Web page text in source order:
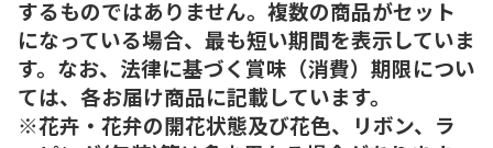
するものではありません。複数の商品がセット
になっている場合、最も短い期間を表示していま
す。なお、法律に基づく賞味（消費）期限につい
ては、各お届け商品に記載しています。
※花卉・花弁の開花状態及び花色、リボン、ラ